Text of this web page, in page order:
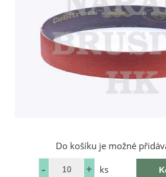
Do košíku je možné
ks